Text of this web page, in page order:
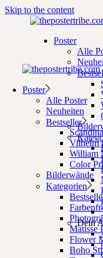
Skip to the content
Poster
Alle
Dein
Poster
Alle Poster
Neuheiten
Bestseller
Vilhelm
William
Color
Bilderwände
Kategorien
Matisse
Flower
Boho